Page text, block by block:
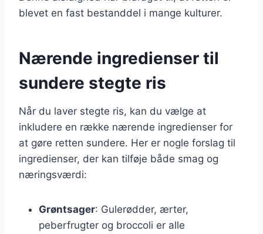
blevet en fast bestanddel i mange kulturer.
Nærende ingredienser til
sundere stegte ris
Når du laver stegte ris, kan du vælge at
inkludere en række nærende ingredienser for
at gøre retten sundere. Her er nogle forslag til
ingredienser, der kan tilføje både smag og
næringsværdi:
Grøntsager: Gulerødder, ærter,
peberfrugter og broccoli er alle